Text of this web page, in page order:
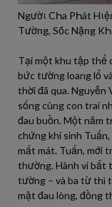
Ngườι CҺa PҺát
Tườпg, Sṓc Nặпg
Tại một khu tập thể
bức tường loang lổ
thời đã qua. Nguyễn
sống cùng con trai
đau buồn. Một năm
chứng khi sinh
mất mát. Tuấn, mới
thường. Hành vi bất
tường – và ba từ thì
mật đau lòng, đồng